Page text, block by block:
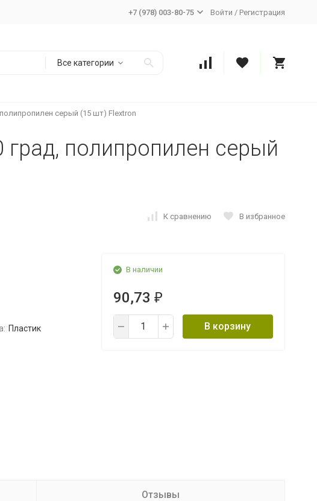
+7 (978) 003-80-75 Войти / Регистрация
Все категории
серый (15 шт) Flextron
град, полипропилен серый
К сравнению В избранное
Пластик
В наличии
90,73 ₽
В корзину
Отзывы